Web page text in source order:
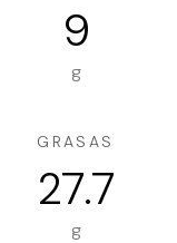
9
g
GRASAS
27.7
g